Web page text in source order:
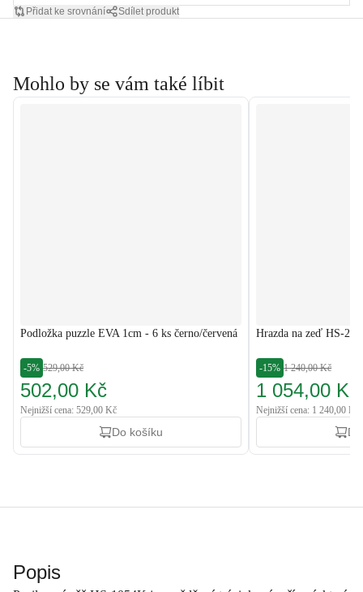
Přidat ke srovnání Sdílet produkt
Mohlo by se vám také líbit
Podložka puzzle EVA 1cm - 6 ks černo/červená
-5% 529,00 Kč
502,00 Kč
Nejnižší cena: 529,00 Kč
Do košíku
Hrazda na zeď HS-
-15% 1 240,00 Kč
1 054,00 Kč
Nejnižší cena: 1 240,00 Kč
Popis